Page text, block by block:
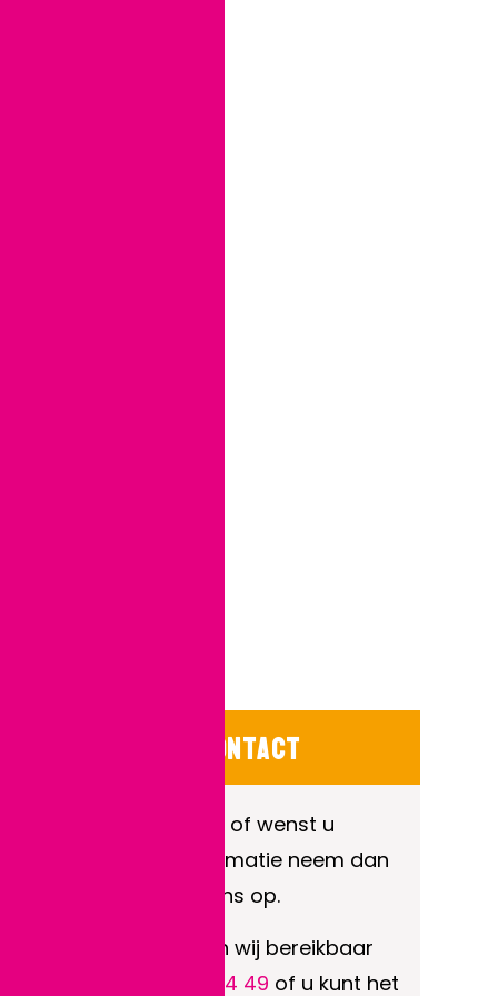
contact
Heeft u vragen of wenst u
bepaalde informatie neem dan
contact met ons op.
Telefonisch zijn wij bereikbaar
06 - 253 024 49 of u kunt het